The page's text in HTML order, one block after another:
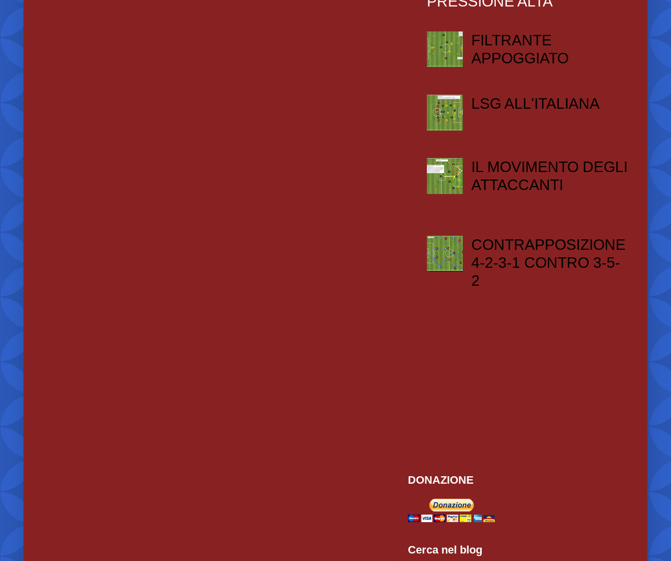
FILTRANTE
APPOGGIATO
LSG ALL'ITALIANA
IL MOVIMENTO DEGLI
ATTACCANTI
CONTRAPPOSIZIONE
4-2-3-1 CONTRO 3-5-
2
DONAZIONE
Cerca nel blog